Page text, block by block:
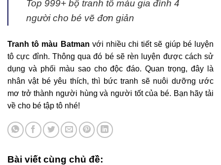
Top 999+ bộ tranh tô màu gia đình 4
người cho bé vẽ đơn giản
Tranh tô màu Batman với nhiều chi tiết sẽ giúp bé luyện
tô cực đỉnh. Thông qua đó bé sẽ rèn luyện được cách sử
dụng và phối màu sao cho độc đáo. Quan trọng, đây là
nhân vật bé yêu thích, thì bức tranh sẽ nuôi dưỡng ước
mơ trở thành người hùng và người tốt của bé. Bạn hãy tải
về cho bé tập tô nhé!
Bài viết cùng chủ đề: